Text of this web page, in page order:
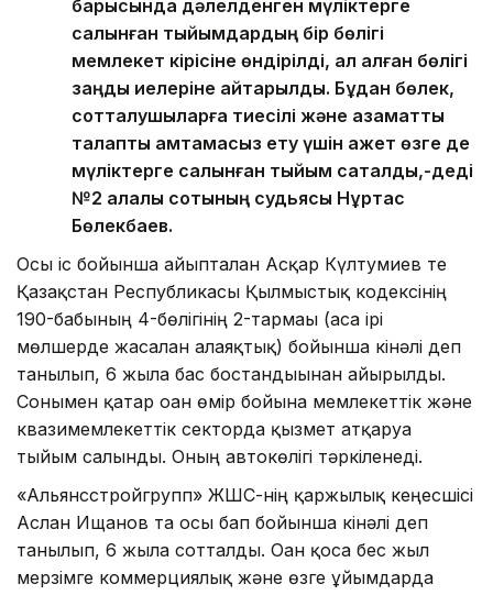
барысында дәлелденген мүліктерге
салынған тыйымдардың бір бөлігі
мемлекет кірісіне өндірілді, ал қалған бөлігі
заңды иелеріне қайтарылды. Бұдан бөлек,
сотталушыларға тиесілі және азаматтық
талапты қамтамасыз ету үшін қажет өзге де
мүліктерге салынған тыйым сақталды,-деді
№2 қалалық сотының судьясы Нұртас
Бөлекбаев.
Осы іс бойынша айыпталған Асқар Күлтумиев те
Қазақстан Республикасы Қылмыстық кодексінің
190-бабының 4-бөлігінің 2-тармағы (аса ірі
мөлшерде жасалған алаяқтық) бойынша кінәлі деп
танылып, 6 жылға бас бостандығынан айырылды.
Сонымен қатар оған өмір бойына мемлекеттік және
квазимемлекеттік секторда қызмет атқаруға
тыйым салынды. Оның автокөлігі тәркіленеді.
«Альянсстройгрупп» ЖШС-нің қаржылық кеңесшісі
Аслан Ищанов та осы бап бойынша кінәлі деп
танылып, 6 жылға сотталды. Оған қоса бес жыл
мерзімге коммерциялық және өзге ұйымдарда